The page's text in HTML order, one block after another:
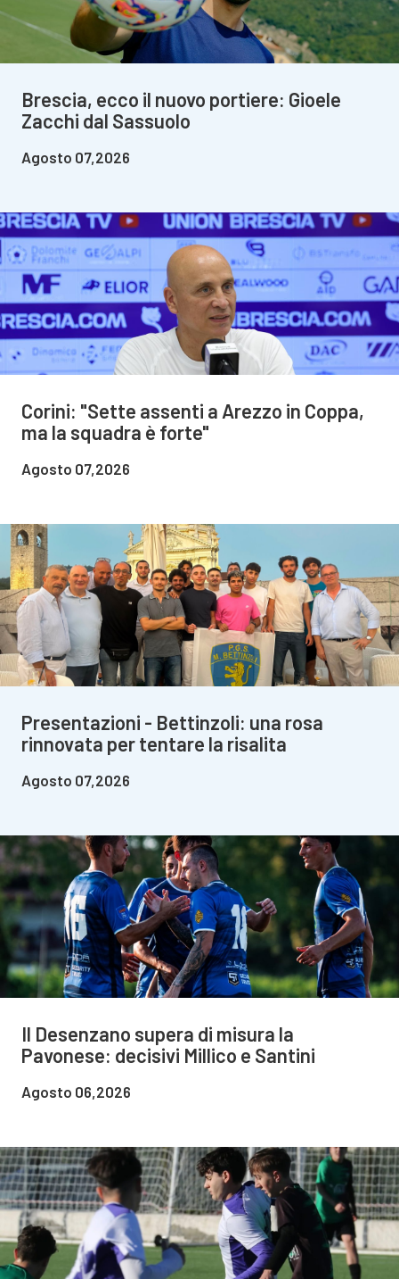
Brescia, ecco il nuovo portiere: Gioele
Zacchi dal Sassuolo
Agosto 07,2026
Corini: "Sette assenti a Arezzo in Coppa,
ma la squadra è forte"
Agosto 07,2026
Presentazioni - Bettinzoli: una rosa
rinnovata per tentare la risalita
Agosto 07,2026
Il Desenzano supera di misura la
Pavonese: decisivi Millico e Santini
Agosto 06,2026